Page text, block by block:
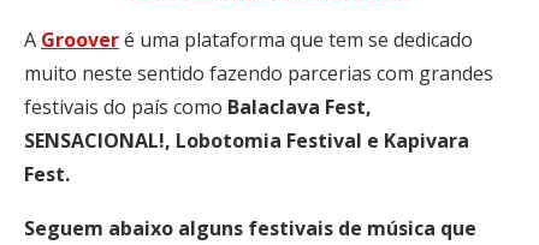
A Grooveré uma plataforma que tem se dedicado
muito neste sentido fazendo parcerias com grandes
festivais do país como Balaclava Fest,
SENSACIONAL!, Lobotomia Festival e Kapivara
Fest.
Seguem abaixo alguns festivais de música que